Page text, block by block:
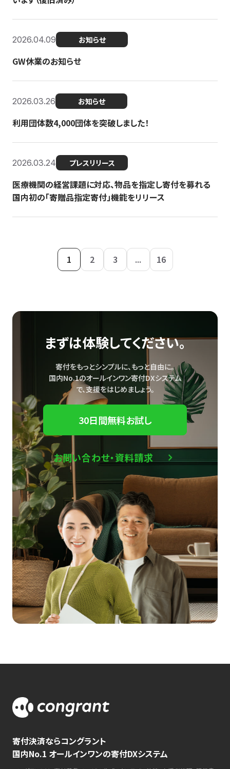
2026.04.09 お知らせ
GW休業のお知らせ
2026.03.26 お知らせ
利用団体数4,000団体を突破しました！
2026.03.24 プレスリリース
医療機関の経営課題に対応、物品を指定し寄付を募れる
国内初の「寄贈品指定寄付」機能をリリース
1 2 3 ... 16
まずは体験してください。
寄付をもっとシンプルに、もっと自由に。
国内No.1のオールインワン寄付DXシステム
で、支援をはじめましょう。
30日間無料お試し
お問い合わせ・資料請求
寄付決済ならコングラント
国内No.1 オールインワンの寄付DXシステム